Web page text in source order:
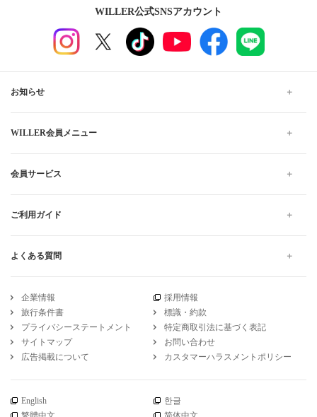
WILLER公式SNSアカウント
お知らせ
WILLER会員メニュー
会員サービス
ご利用ガイド
よくある質問
企業情報
採用情報
旅行条件書
標識・約款
プライバシーステートメント
特定商取引法に基づく表記
サイトマップ
お問い合わせ
広告掲載について
カスタマーハラスメントポリシー
English
한글